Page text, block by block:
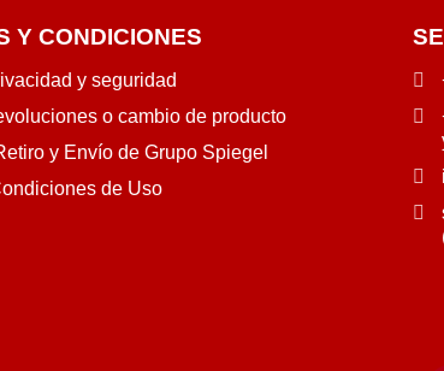
Y CONDICIONES
y seguridad
o cambio de producto
y Envío de Grupo Spiegel
de Uso